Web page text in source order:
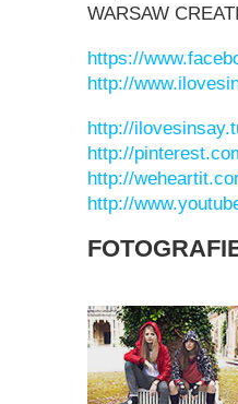
WARSAW
https://
http://
http://
http://
http://
http://